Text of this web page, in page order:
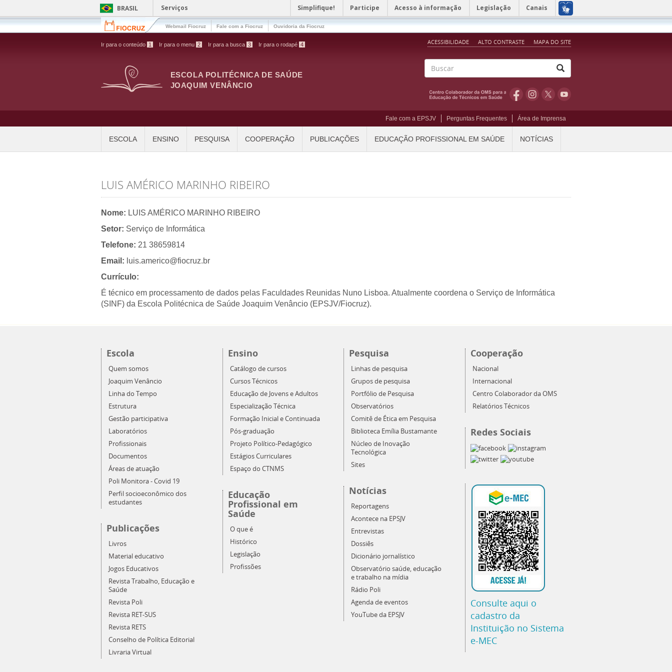
Pular para o conteúdo principal BRASIL Serviços Simplifique! Participe Acesso à informação Legislação Canais
Webmail Fiocruz Fale com a Fiocruz Ouvidoria da Fiocruz
Ir para o conteúdo 1 Ir para o menu 2 Ir para a busca 3 Ir para o rodapé 4 ACESSIBILIDADE ALTO CONTRASTE MAPA DO SITE
ESCOLA POLITÉCNICA DE SAÚDE
JOAQUIM VENÂNCIO
Fale com a EPSJV Perguntas Frequentes Área de Imprensa
ESCOLA ENSINO PESQUISA COOPERAÇÃO PUBLICAÇÕES EDUCAÇÃO PROFISSIONAL EM SAÚDE NOTÍCIAS
LUIS AMÉRICO MARINHO RIBEIRO
Nome: LUIS AMÉRICO MARINHO RIBEIRO
Setor: Serviço de Informática
Telefone: 21 38659814
Email: luis.americo@fiocruz.br
Currículo:
É técnico em processamento de dados pelas Faculdades Reunidas Nuno Lisboa. Atualmente coordena o Serviço de Informática
(SINF) da Escola Politécnica de Saúde Joaquim Venâncio (EPSJV/Fiocruz).
Escola
Quem somos
Joaquim Venâncio
Linha do Tempo
Estrutura
Gestão participativa
Laboratórios
Profissionais
Documentos
Áreas de atuação
Poli Monitora - Covid 19
Perfil socioeconômico dos
estudantes
Publicações
Livros
Material educativo
Jogos Educativos
Revista Trabalho, Educação e
Saúde
Revista Poli
Revista RET-SUS
Revista RETS
Conselho de Política Editorial
Livraria Virtual
Ensino
Catálogo de cursos
Cursos Técnicos
Educação de Jovens e Adultos
Especialização Técnica
Formação Inicial e Continuada
Pós-graduação
Projeto Político-Pedagógico
Estágios Curriculares
Espaço do CTNMS
Educação
Profissional em
Saúde
O que é
Histórico
Legislação
Profissões
Pesquisa
Linhas de pesquisa
Grupos de pesquisa
Portfólio de Pesquisa
Observatórios
Comitê de Ética em Pesquisa
Biblioteca Emília Bustamante
Núcleo de Inovação
Tecnológica
Sites
Notícias
Reportagens
Acontece na EPSJV
Entrevistas
Dossiês
Dicionário jornalístico
Observatório saúde, educação
e trabalho na mídia
Rádio Poli
Agenda de eventos
YouTube da EPSJV
Cooperação
Nacional
Internacional
Centro Colaborador da OMS
Relatórios Técnicos
Redes Sociais
Consulte aqui o
cadastro da
Instituição no Sistema
e-MEC